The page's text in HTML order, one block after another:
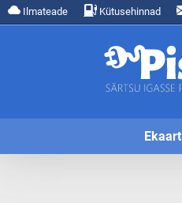
Ilmateade Kütusehinnad
Ekaart